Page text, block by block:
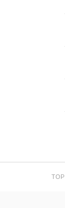
TOP